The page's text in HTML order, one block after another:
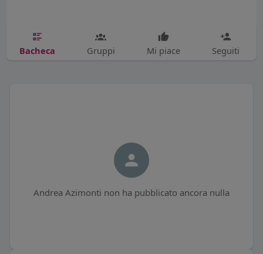
Bacheca Gruppi Mi piace Seguiti
Andrea Azimonti non ha pubblicato ancora nulla